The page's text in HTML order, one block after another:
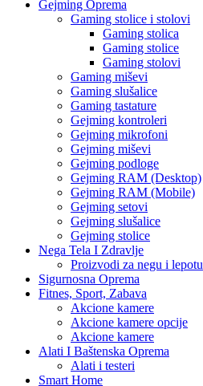
Gejming Oprema
Gaming stolice i stolovi
Gaming stolica
Gaming stolice
Gaming stolovi
Gaming miševi
Gaming slušalice
Gaming tastature
Gejming kontroleri
Gejming mikrofoni
Gejming miševi
Gejming podloge
Gejming RAM (Desktop)
Gejming RAM (Mobile)
Gejming setovi
Gejming slušalice
Gejming stolice
Nega Tela I Zdravlje
Proizvodi za negu i lepotu
Sigurnosna Oprema
Fitnes, Sport, Zabava
Akcione kamere
Akcione kamere opcije
Akcione kamere
Alati I Baštenska Oprema
Alati i testeri
Smart Home